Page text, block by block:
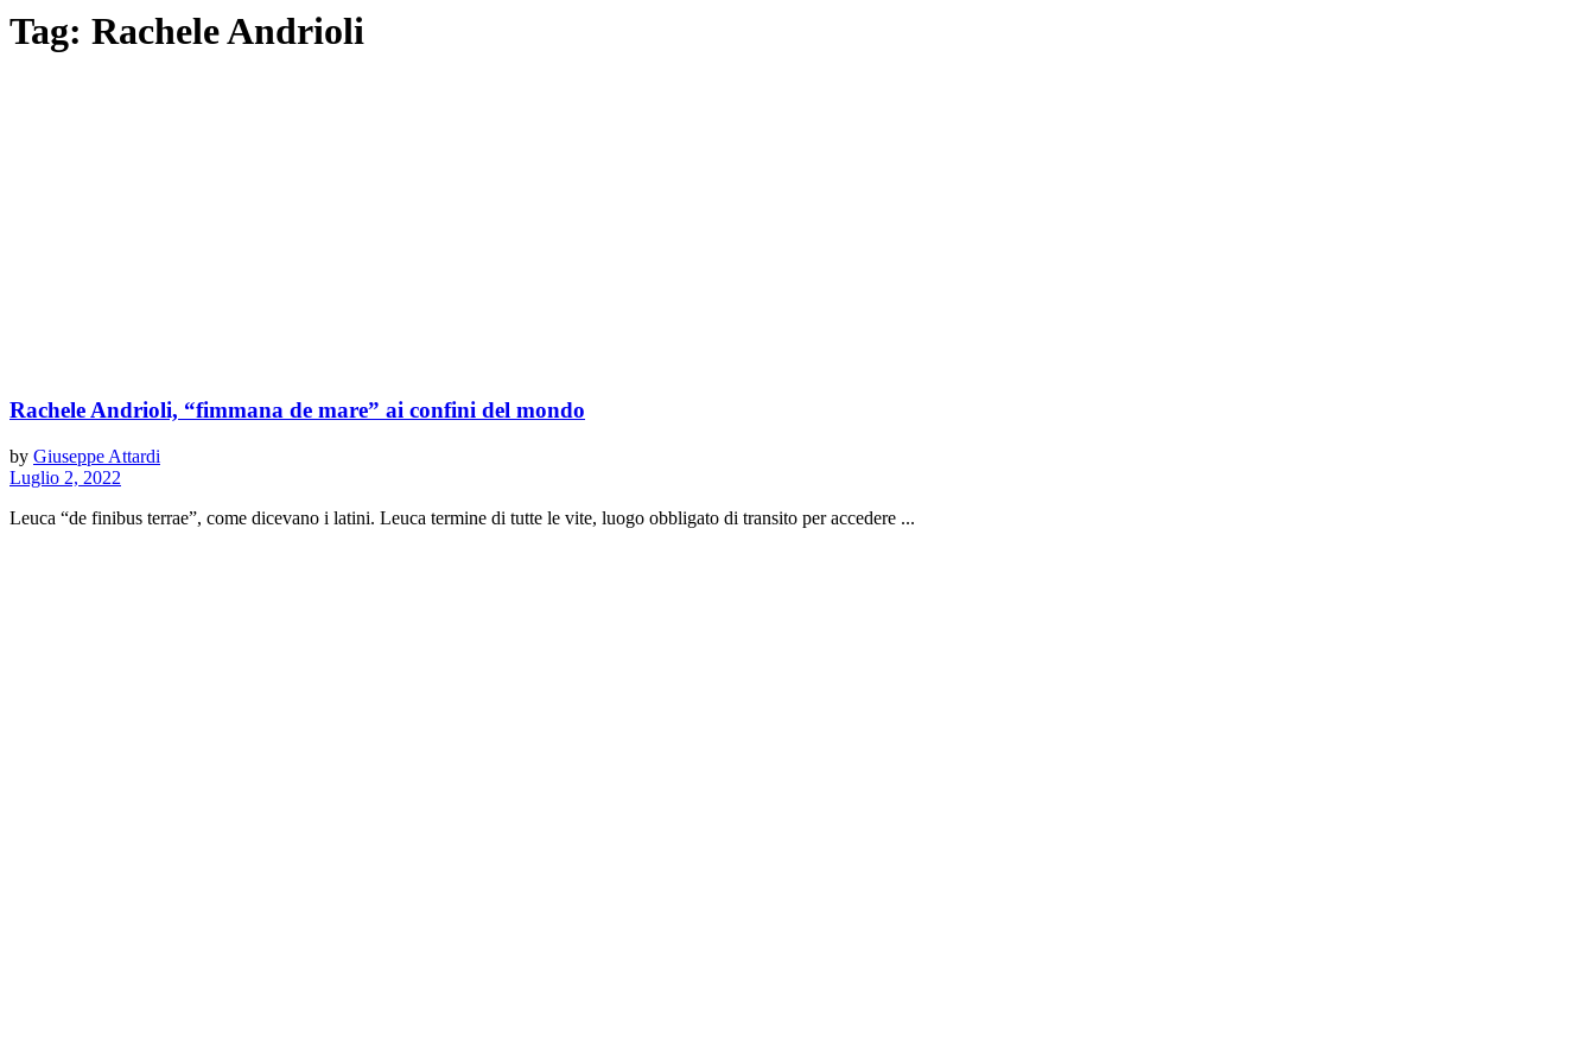
Tag: Rachele Andrioli
Rachele Andrioli, “fimmana de mare” ai confini del mondo
by Giuseppe Attardi
Luglio 2, 2022
Leuca “de finibus terrae”, come dicevano i latini. Leuca termine di tutte le vite, luogo obbligato di transito per accedere ...